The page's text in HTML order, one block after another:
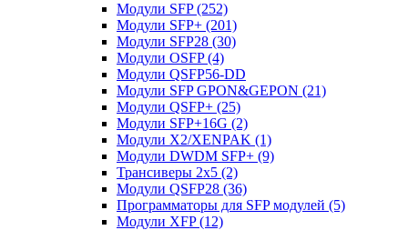
Модули SFP(252)
Модули SFP+ (201)
Модули SFP28 (30)
Модули OSFP(4)
Модули QSFP56-DD
Модули SFP GPON&GEPON (21)
Модули QSFP+ (25)
Модули SFP+16G (2)
Модули X2/XENPAK (1)
Модули DWDM SFP+ (9)
Трансиверы 2x5 (2)
Модули QSFP28 (36)
Программаторы для SFP модулей (5)
Модули XFP(12)